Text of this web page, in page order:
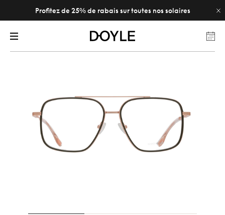
Profitez de 25% de rabais sur toutes nos solaires